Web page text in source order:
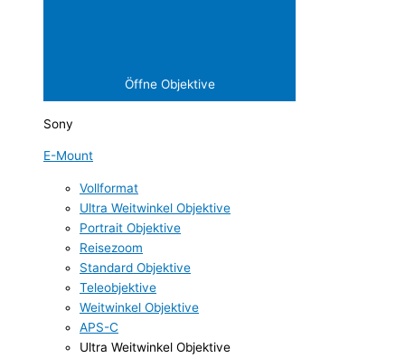
Öffne Objektive
Sony
E-Mount
Vollformat
Ultra Weitwinkel Objektive
Portrait Objektive
Reisezoom
Standard Objektive
Teleobjektive
Weitwinkel Objektive
APS-C
Ultra Weitwinkel Objektive